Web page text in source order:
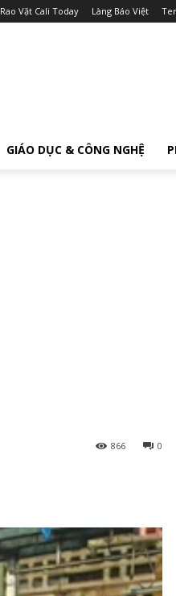
Rao Vặt Cali Today Làng Báo Việt
GIÁO DỤC & CÔNG NGHỆ
0
866